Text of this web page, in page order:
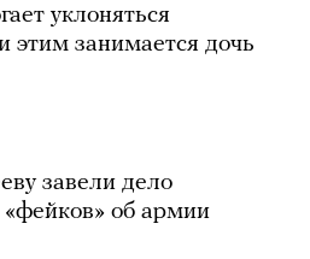
уклоняться
этим занимается дочь
завели дело
об армии